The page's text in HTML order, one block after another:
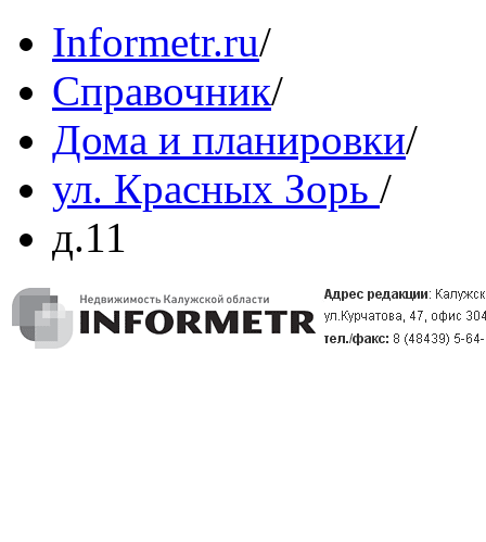
Informetr.ru/
Справочник/
Дома и планировки/
ул. Красных Зорь /
д.11